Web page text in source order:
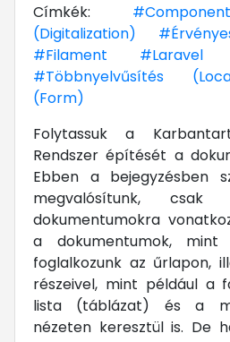
Címkék: #Component
(Digitalization)
#Filament
#Laravel
#Többnyelvűsítés
(Form)
Folytassuk a
Rendszer építését a
Ebben a bejegyzésben
megvalósítunk,
dokumentumokra
a dokumentumok, mint
foglalkozunk az űrlapon,
részeivel, mint például a
lista (táblázat) és a
nézeten keresztül is. De